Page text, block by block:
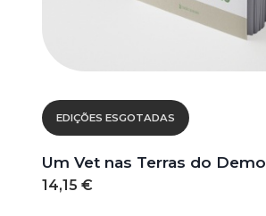
EDIÇÕES ESGOTADAS
Um Vet nas Terras do Demo
14,15 €